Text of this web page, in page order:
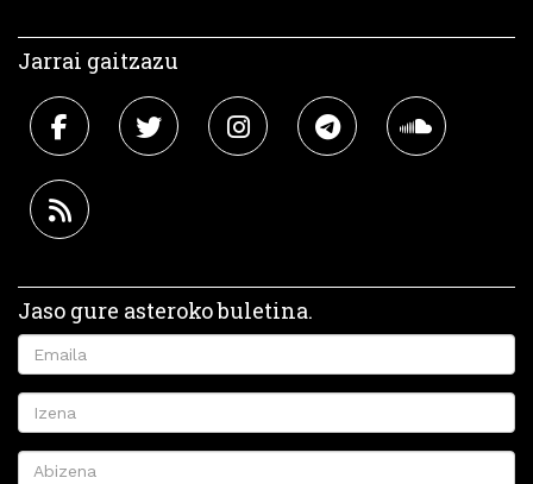
Jarrai gaitzazu
Jaso gure asteroko buletina.